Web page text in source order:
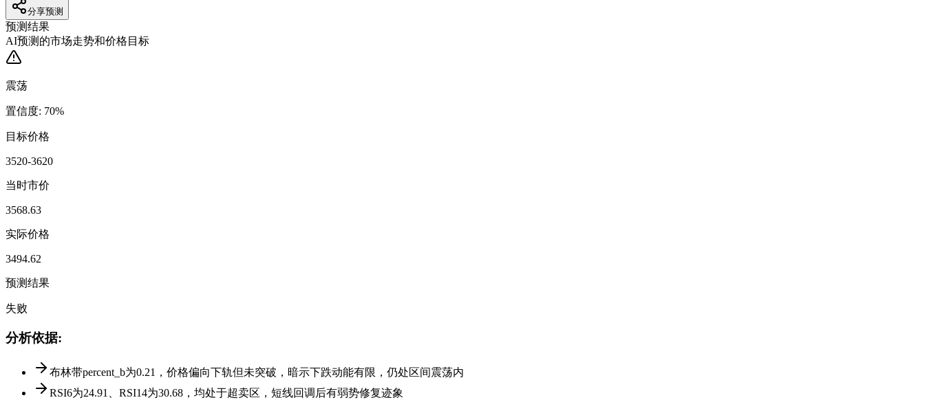
分享预测
预测结果
AI预测的市场走势和价格目标
震荡
置信度: 70%
目标价格
3520-3620
当时市价
3568.63
实际价格
3494.62
预测结果
失败
分析依据:
布林带percent_b为0.21，价格偏向下轨但未突破，暗示下跌动能有限，仍处区间震荡内
RSI6为24.91、RSI14为30.68，均处于超卖区，短线回调后有弱势修复迹象